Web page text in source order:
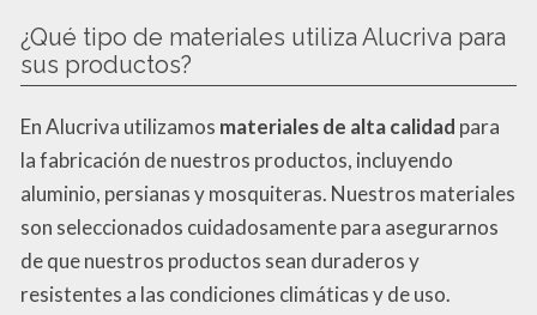
¿Qué tipo de materiales utiliza Alucriva para
sus productos?
En Alucriva utilizamos materiales de alta calidad para
la fabricación de nuestros productos, incluyendo
aluminio, persianas y mosquiteras. Nuestros materiales
son seleccionados cuidadosamente para asegurarnos
de que nuestros productos sean duraderos y
resistentes a las condiciones climáticas y de uso.